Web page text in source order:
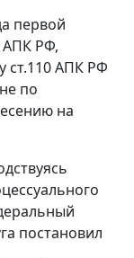
первой
АПК РФ,
ст.110АПК РФ
по
на
постановил